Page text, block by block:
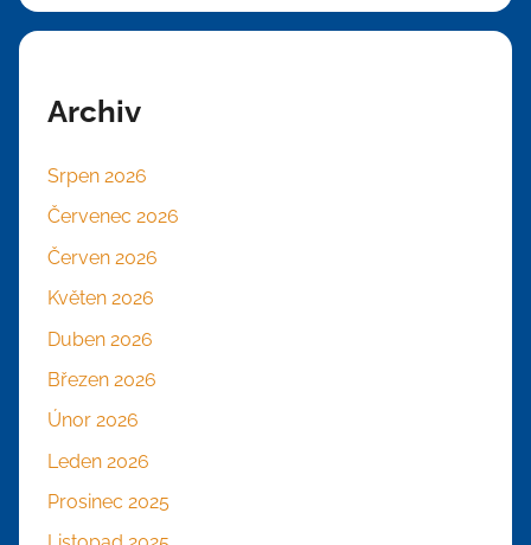
Archiv
Srpen 2026
Červenec 2026
Červen 2026
Květen 2026
Duben 2026
Březen 2026
Únor 2026
Leden 2026
Prosinec 2025